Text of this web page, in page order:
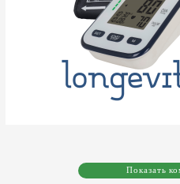
Показать